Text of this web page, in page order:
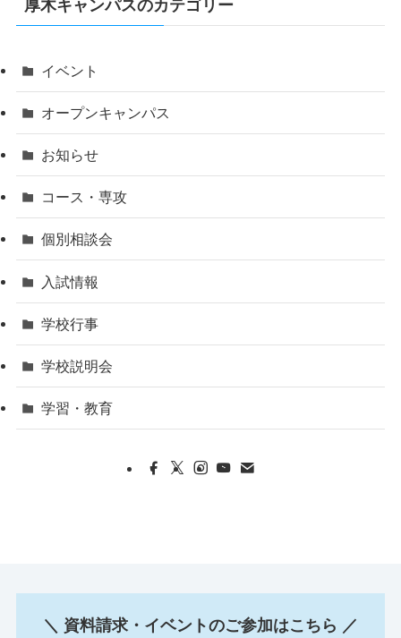
厚木キャンパスのカテゴリー
イベント
オープンキャンパス
お知らせ
コース・専攻
個別相談会
入試情報
学校行事
学校説明会
学習・教育
＼ 資料請求・イベントのご参加はこちら ／